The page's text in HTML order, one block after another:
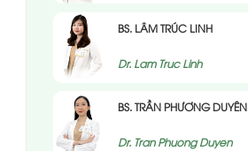
BS. LÂM TRÚC LINH
Dr. Lam Truc Linh
BS. TRẦN PHƯƠNG DUYÊN
Dr. Tran Phuong Duyen